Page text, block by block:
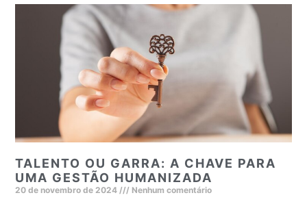
TALENTO OU GARRA: A CHAVE PARA
UMA GESTÃO HUMANIZADA
20 de novembro de 2024 Nenhum comentário